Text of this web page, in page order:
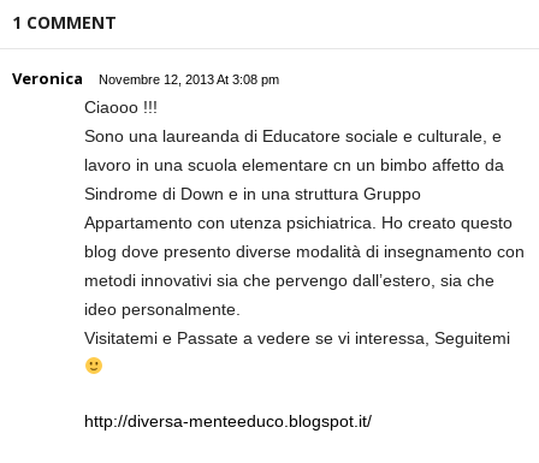
1 COMMENT
Veronica Novembre 12, 2013 At 3:08 pm
Ciaooo !!!
Sono una laureanda di Educatore sociale e culturale, e
lavoro in una scuola elementare cn un bimbo affetto da
Sindrome di Down e in una struttura Gruppo
Appartamento con utenza psichiatrica. Ho creato questo
blog dove presento diverse modalità di insegnamento con
metodi innovativi sia che pervengo dall’estero, sia che
ideo personalmente.
Visitatemi e Passate a vedere se vi interessa, Seguitemi
http://diversa-menteeduco.blogspot.it/